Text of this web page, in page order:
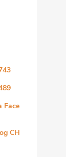
Face
CH